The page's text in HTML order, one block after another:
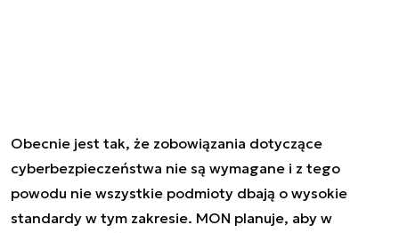
Obecnie jest tak, że zobowiązania dotyczące
cyberbezpieczeństwa nie są wymagane i z tego
powodu nie wszystkie podmioty dbają o wysokie
standardy w tym zakresie. MON planuje, aby w